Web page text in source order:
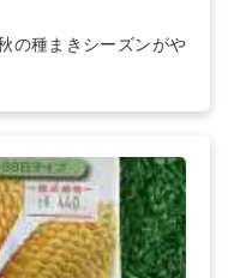
の種まきシーズンがや